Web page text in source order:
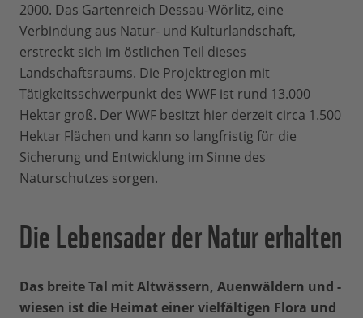
2000. Das Gartenreich Dessau-Wörlitz, eine
Verbindung aus Natur- und Kulturlandschaft,
erstreckt sich im östlichen Teil dieses
Landschaftsraums. Die Projektregion mit
Tätigkeitsschwerpunkt des WWF ist rund 13.000
Hektar groß. Der WWF besitzt hier derzeit circa 1.500
Hektar Flächen und kann so langfristig für die
Sicherung und Entwicklung im Sinne des
Naturschutzes sorgen.
Die Lebensader der Natur erhalten
Das breite Tal mit Altwässern, Auenwäldern und -
wiesen ist die Heimat einer vielfältigen Flora und